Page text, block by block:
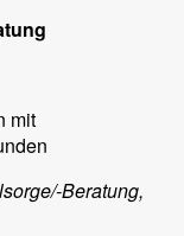
mit
Beratung,